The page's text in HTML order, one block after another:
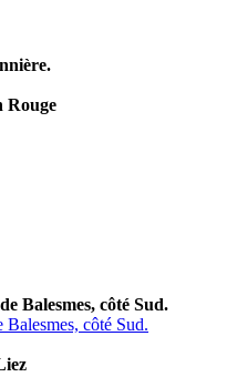
Rouge
Balesmes, côté Sud.
côté Sud.